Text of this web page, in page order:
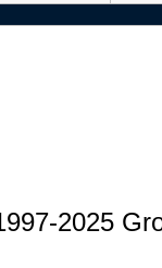
2025